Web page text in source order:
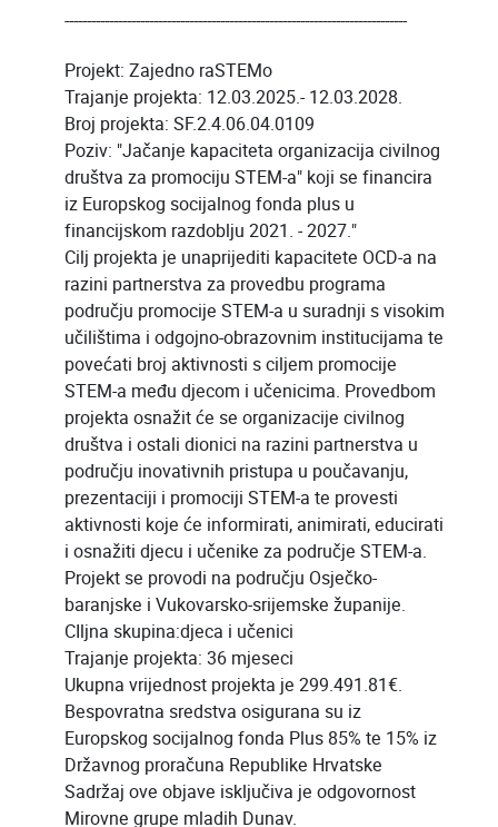
-----------------------------------------------------------------------------
Projekt: Zajedno raSTEMo
Trajanje projekta: 12.03.2025.- 12.03.2028.
Broj projekta: SF.2.4.06.04.0109
Poziv: "Jačanje kapaciteta organizacija civilnog
društva za promociju STEM-a" koji se financira
iz Europskog socijalnog fonda plus u
financijskom razdoblju 2021. - 2027."
Cilj projekta je unaprijediti kapacitete OCD-a na
razini partnerstva za provedbu programa
području promocije STEM-a u suradnji s visokim
učilištima i odgojno-obrazovnim institucijama te
povećati broj aktivnosti s ciljem promocije
STEM-a među djecom i učenicima. Provedbom
projekta osnažit će se organizacije civilnog
društva i ostali dionici na razini partnerstva u
području inovativnih pristupa u poučavanju,
prezentaciji i promociji STEM-a te provesti
aktivnosti koje će informirati, animirati, educirati
i osnažiti djecu i učenike za područje STEM-a.
Projekt se provodi na području Osječko-
baranjske i Vukovarsko-srijemske županije.
CIljna skupina:djeca i učenici
Trajanje projekta: 36 mjeseci
Ukupna vrijednost projekta je 299.491.81€.
Bespovratna sredstva osigurana su iz
Europskog socijalnog fonda Plus 85% te 15% iz
Državnog proračuna Republike Hrvatske
Sadržaj ove objave isključiva je odgovornost
Mirovne grupe mladih Dunav.